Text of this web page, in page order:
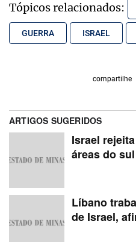
Tópicos relacionados:
GUERRA ISRAEL
compartilhe